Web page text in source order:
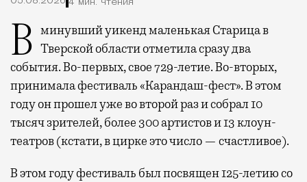
4 мин. чтения
В минувший уикенд маленькая Старица в Тверской области отметила сразу два
события. Во-первых, свое 729-летие. Во-вторых,
принимала фестиваль «Карандаш-фест». В этом
году он прошел уже во второй раз и собрал 10
тысяч зрителей, более 300 артистов и 13 клоун-
театров (кстати, в цирке это число — счастливое).
В этом году фестиваль был посвящен 125-летию со